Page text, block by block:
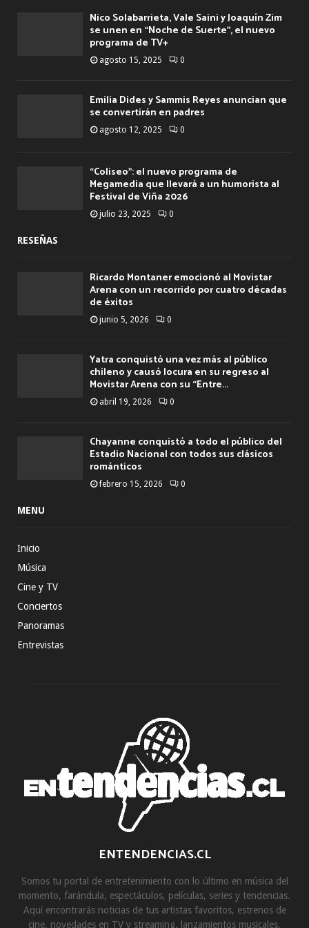
Nico Solabarrieta, Vale Saini y Joaquín Zim
se unen en “Noche de Suerte”, el nuevo
programa de TV+
agosto 15, 2025 0
Emilia Dides y Sammis Reyes anuncian que
se convertirán en padres
agosto 12, 2025 0
“Coliseo”: el nuevo programa de
Megamedia que llevará a un humorista al
Festival de Viña 2026
julio 23, 2025 0
RESEÑAS
Ricardo Montaner emocionó al Movistar
Arena con un recorrido por cuatro décadas
de éxitos
junio 5, 2026 0
Yatra conquistó una vez más al público
chileno y causó locura en su regreso al
Movistar Arena con su “Entre...
abril 19, 2026 0
Chayanne conquistó a todo el público del
Estadio Nacional con todos sus clásicos
románticos
febrero 15, 2026 0
MENU
Inicio
Música
Cine y TV
Conciertos
Panoramas
Entrevistas
ENTENDENCIAS.CL
Somos tu portal de entretenimiento con lo último en música del
momento, farándula, espectáculos, películas, series y tendencias.
Aquí encontrarás noticias de tus artistas favoritos, estrenos de
cine, novedades en TV y streaming, lanzamientos musicales,